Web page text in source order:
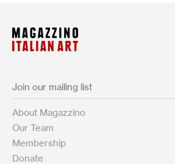
About Magazzino
Our Team
Membership
Donate